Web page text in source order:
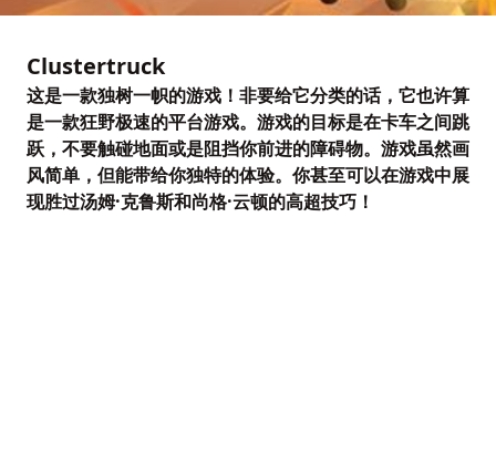
Clustertruck
这是一款独树一帜的游戏！非要给它分类的话，它也许算
是一款狂野极速的平台游戏。游戏的目标是在卡车之间跳
跃，不要触碰地面或是阻挡你前进的障碍物。游戏虽然画
风简单，但能带给你独特的体验。你甚至可以在游戏中展
现胜过汤姆·克鲁斯和尚格·云顿的高超技巧！